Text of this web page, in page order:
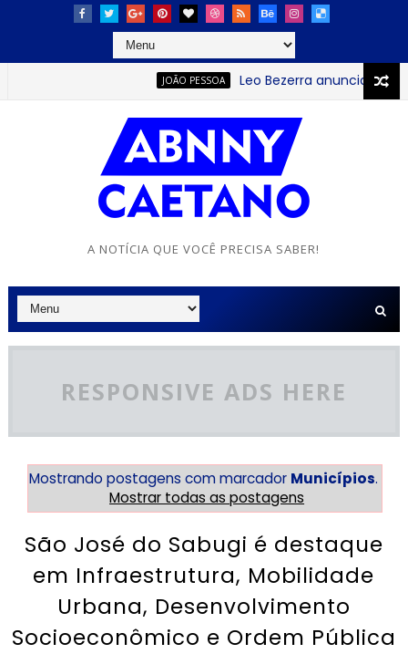
JOÃO PESSOA Leo Bezerra anuncia
A NOTÍCIA QUE VOCÊ PRECISA SABER!
RESPONSIVE ADS HERE
Mostrando postagens com marcador Municípios.
Mostrar todas as postagens
São José do Sabugi é destaque
em Infraestrutura, Mobilidade
Urbana, Desenvolvimento
Socioeconômico e Ordem Pública